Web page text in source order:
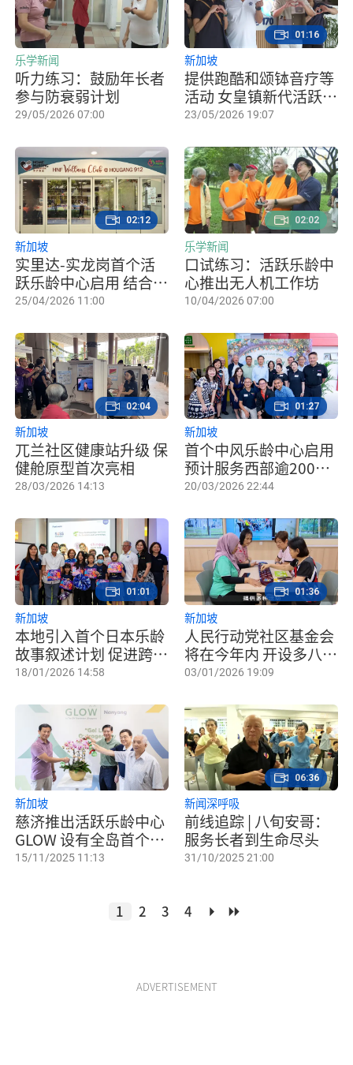
听力练习：鼓励年长者
参与防衰弱计划
乐学新闻
29/05/2026 07:00
提供跑酷和颂钵音疗等
活动 女皇镇新代活跃乐
龄中心启用
新加坡
23/05/2026 19:07
01:16
实里达-实龙岗首个活
跃乐龄中心启用 结合传
统与创新活动鼓励长者
新加坡
25/04/2026 11:00
02:12
口试练习：活跃乐龄中
心推出无人机工作坊
乐学新闻
10/04/2026 07:00
02:02
兀兰社区健康站升级 保
健舱原型首次亮相
新加坡
28/03/2026 14:13
02:04
首个中风乐龄中心启用
预计服务西部逾2000
名年长者
新加坡
20/03/2026 22:44
01:27
本地引入首个日本乐龄
故事叙述计划 促进跨代
交流
新加坡
18/01/2026 14:58
01:01
人民行动党社区基金会
将在今年内 开设多八家
护老设施
新加坡
03/01/2026 19:09
01:36
慈济推出活跃乐龄中心
GLOW 设有全岛首个养
生保健空间
新加坡
15/11/2025 11:13
前线追踪 | 八旬安哥：
服务长者到生命尽头
新闻深呼吸
31/10/2025 21:00
06:36
1 2 3 4
ADVERTISEMENT